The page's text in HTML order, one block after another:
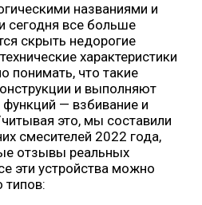
названиями и
все больше
скрыть недорогие
характеристики
понимать, что такие
и выполняют
— взбивание и
это, мы составили
смесителей 2022 года,
отзывы реальных
эти устройства можно
типов: